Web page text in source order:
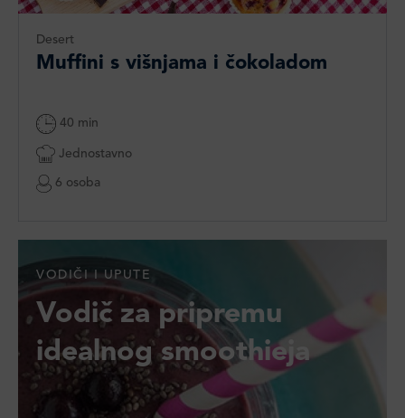
Desert
Muffini s višnjama i čokoladom
40 min
Jednostavno
6 osoba
VODIČI I UPUTE
Vodič za pripremu
idealnog smoothieja